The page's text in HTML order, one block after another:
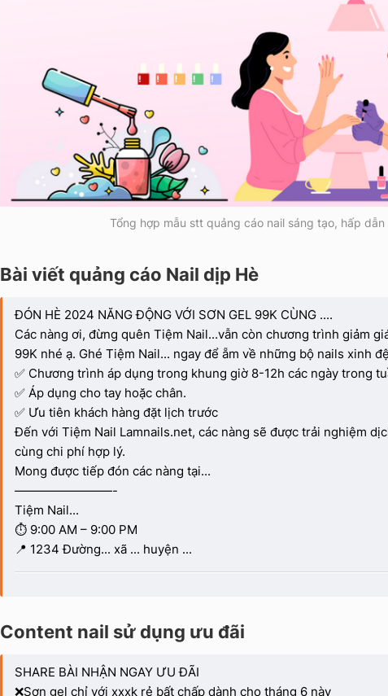
Tổng hợp mẫu stt quảng cáo nail sáng tạo, hấp dẫn
Bài viết quảng cáo Nail dịp Hè
ĐÓN HÈ 2024 NĂNG ĐỘNG VỚI SƠN GEL 99K CÙNG ....
Các nàng ơi, đừng quên Tiệm Nail...vẫn còn chương trình giảm
99K nhé ạ. Ghé Tiệm Nail... ngay để ẵm về những bộ nails xinh
✅ Chương trình áp dụng trong khung giờ 8-12h các ngày trong
✅ Áp dụng cho tay hoặc chân.
✅ Ưu tiên khách hàng đặt lịch trước
Đến với Tiệm Nail Lamnails.net, các nàng sẽ được trải nghiệm
cùng chi phí hợp lý.
Mong được tiếp đón các nàng tại...
————————-
Tiệm Nail...
⏱ 9:00 AM – 9:00 PM
📍 1234 Đường... xã ... huyện ...
Content nail sử dụng ưu đãi
SHARE BÀI NHẬN NGAY ƯU ĐÃI
❌Sơn gel chỉ với xxxk rẻ bất chấp dành cho tháng 6 này